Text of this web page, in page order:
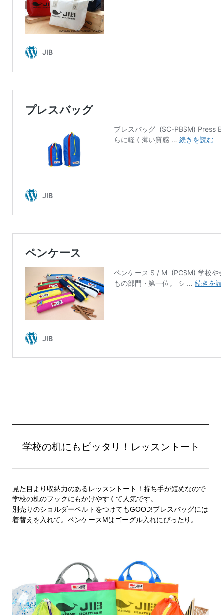
学校の机にもピッタリ！レッスントート
見た目より収納力のあるレッスントート！持ち手が短めなので
学校の机のフックにもかけやすくて人気です。
別売りのショルダーベルトをつけてもGOOD!プレスバッグには
着替えを入れて。ペンケースMはゴーグル入れにぴったり。